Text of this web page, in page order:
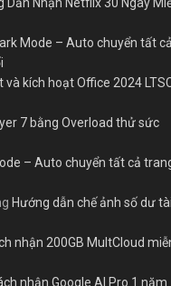
Mode – Auto chuyển tất cả
và kích hoạt Office 2024
7 bằng Overload thử sức
– Auto chuyển tất cả
Hướng dẫn chế ảnh số dư tài
nhận 200GB MultCloud
nhận Google AI Pro 1 năm